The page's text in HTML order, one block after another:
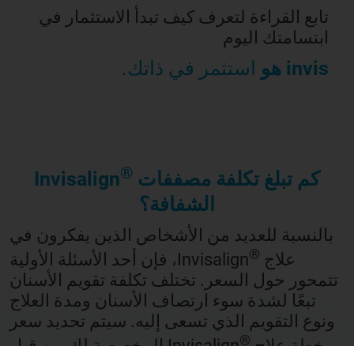
تابع القراءة لتعرف كيف تبدأ الاستثمار في
ابتسامتك اليوم
invis هو استثمر في ذاتك.
كم تبلغ تكلفة مصففات ®
Invisalign
الشفافة؟
بالنسبة للعديد من الأشخاص الذين يفكرون في
علاج ®
Invisalign، فإن أحد الأسئلة الأولية
تتمحور حول السعر. تختلف تكلفة تقويم الأسنان
تبعًا لشدة سوء ارتصاف الأسنان ومدة العلاج
ونوع التقويم الذي تسعى إليه. سيتم تحديد سعر
®